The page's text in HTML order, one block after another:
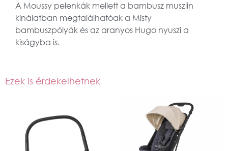
A Moussy pelenkák mellett a bambusz muszlin
kínálatban megtalálhatóak a Misty
bambuszpólyák és az aranyos Hugo nyuszi a
kiságyba is.
Ezek is érdekelhetnek